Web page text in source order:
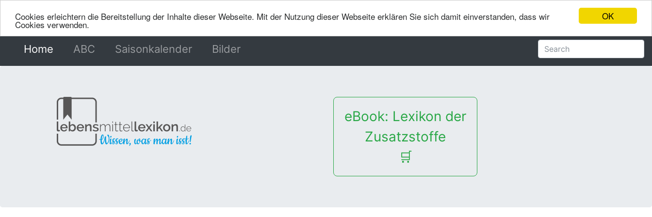
OK
Cookies erleichtern die Bereitstellung der Inhalte dieser Webseite. Mit der Nutzung dieser Webseite erklären Sie sich damit einverstanden, dass wir
Cookies verwenden.
Home (current)
ABC Saisonkalender Bilder
eBook: Lexikon der
Zusatzstoffe
🛒